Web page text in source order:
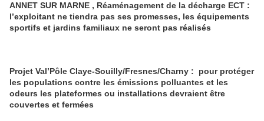
ANNET SUR MARNE , Réaménagement de la décharge ECT :
l’exploitant ne tiendra pas ses promesses, les équipements
sportifs et jardins familiaux ne seront pas réalisés
Projet Val’Pôle Claye-Souilly/Fresnes/Charny : pour protéger
les populations contre les émissions polluantes et les
odeurs les plateformes ou installations devraient être
couvertes et fermées